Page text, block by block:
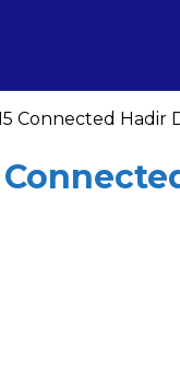
Connected